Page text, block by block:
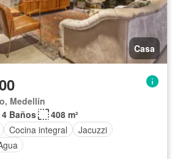
Casa
Medellín
4 Baños
408 m²
Cocina integral
Jacuzzi